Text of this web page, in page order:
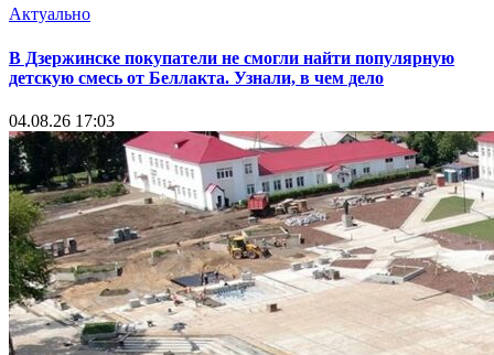
Актуально
В Дзержинске покупатели не смогли найти популярную
детскую смесь от Беллакта. Узнали, в чем дело
04.08.26 17:03